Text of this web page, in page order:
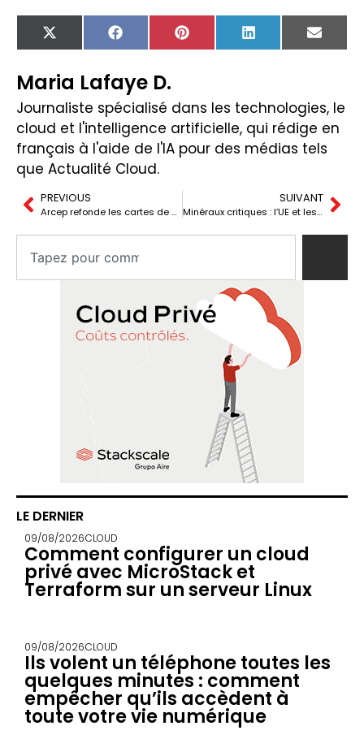
X
(Twitter)
FacebookPinterest LinkedIn Email
Maria Lafaye D.
Journaliste spécialisé dans les technologies, le
cloud et l'intelligence artificielle, qui rédige en
français à l'aide de l'IA pour des médias tels
que Actualité Cloud.
PREVIOUS
Arcep refonde les cartes de couverture mobile a l’heure de l’extinction 2G
SUIVANT
Minéraux critiques : l’UE et les États-Unis scellent leur alliance stratégique
LE DERNIER
09/08/2026CLOUD
Comment configurer un cloud
privé avec MicroStack et
Terraform sur un serveur Linux
09/08/2026CLOUD
Ils volent un téléphone toutes les
quelques minutes : comment
empêcher qu’ils accèdent à
toute votre vie numérique